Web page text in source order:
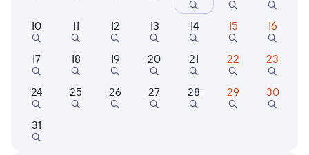
Когда
Кто едет
10 11 12 13 14 15 16
17 18 19 20 21 22 23
24 25 26 27 28 29 30
31